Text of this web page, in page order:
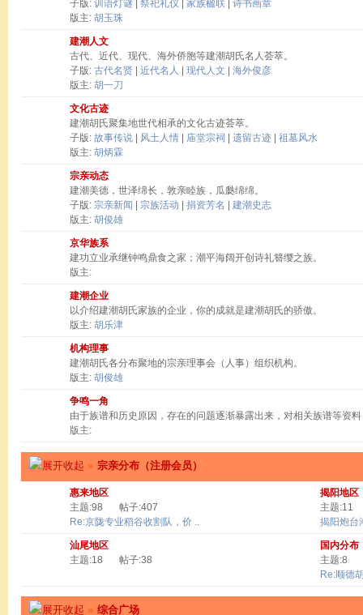
子版: 训语灯谜 祭祀礼仪 家族楹联
诗书画章
版主: 胡玉珠
建潮人文
古代、近代、现代、海外侨胞等建潮胡氏名人荟萃。
子版: 古代名贤 近代名人 现代人文
海外俊彦
版主: 胡一刀
文化古迹
建潮胡氏聚集地世代相承的文化古迹荟萃。
子版: 故事传说 风土人情 庙堂宗祠 遗留古迹
祖墓风水
版主: 胡炳霖
宗亲动态
建潮美德，世泽绵长，敦亲睦族，瓜瓞绵绵。
子版: 宗亲新闻 宗族活动 捐资芳名
建潮史志
版主: 胡俊雄
京华族系
建功立业承继钟鸣鼎食之家；潮平海阔开创诗礼簪缨之族。
版主:
建潮企业
以介绍建潮胡氏家族的企业，你的成就是建潮胡氏的骄傲。
版主: 胡乐津
机构理事
建潮胡氏各分布聚地的宗亲理事会（人事）组织机构。
版主: 胡俊雄
争鸣一角
由于族谱和历史原因，存在的问题逐渐暴露出来，对相关族谱等资
版主:
» 宗亲分布（注册会员）
惠来地区
主题:98
帖子:407
Re:京陇专业稻谷收割队，价 ..
揭阳地区
主题:11
揭阳炮台
汕尾地区
主题:18
帖子:38
国内分布
主题:8
Re:顺德
» 综合广场